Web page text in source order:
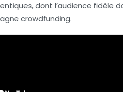
dont l’audience fidèle
crowdfunding.